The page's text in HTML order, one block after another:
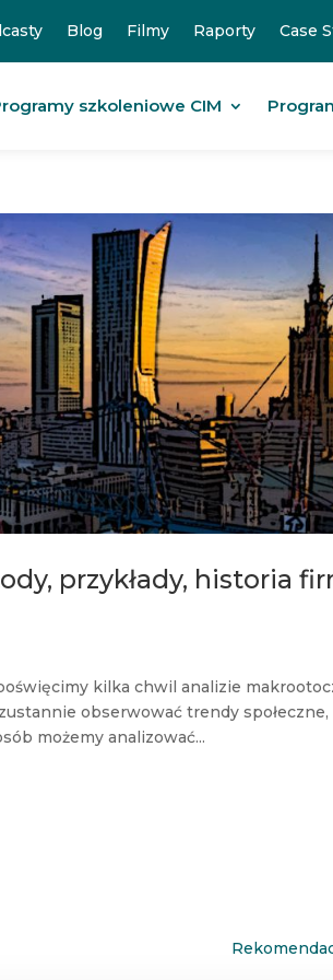
Blog Filmy Raporty Case
szkoleniowe CIM
przykłady, historia
kilka chwil analizie
obserwować trendy społeczne,
możemy analizować...